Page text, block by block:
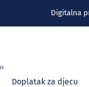
Digitalna
Doplatak za djecu